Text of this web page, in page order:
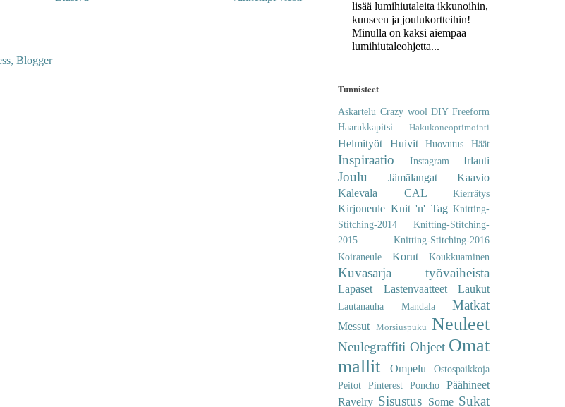
lisää lumihiutaleita ikkunoihin,
kuuseen ja joulukortteihin!
Minulla on kaksi aiempaa
lumihiutaleohjetta...
Tunnisteet
Askartelu Crazy woolDIY Freeform
Haarukkapitsi Hakukoneoptimointi
Helmityöt HuivitHuovutusHäät
Inspiraatio Instagram Irlanti
Joulu Jämälangat Kaavio
Kalevala CAL Kierrätys
Kirjoneule Knit 'n' Tag Knitting-
Stitching-2014 Knitting-Stitching-
2015 Knitting-Stitching-2016
Koiraneule Korut Koukkuaminen
Kuvasarja työvaiheista
Lapaset Lastenvaatteet Laukut
Lautanauha Mandala Matkat
Messut Morsiuspuku Neuleet
Neulegraffiti Ohjeet Omat
mallit
Ompelu Ostospaikkoja
Peitot Pinterest Poncho Päähineet
Ravelry Sisustus Some Sukat